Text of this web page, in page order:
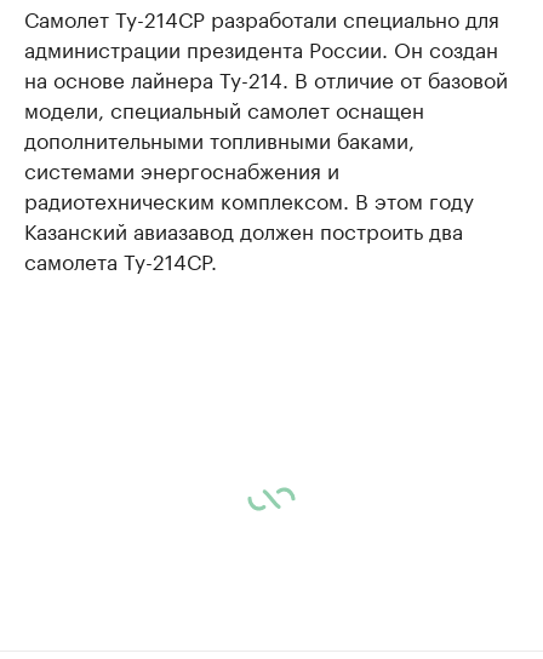
Самолет Ту-214СР разработали специально для
администрации президента России. Он создан
на основе лайнера Ту-214. В отличие от базовой
модели, специальный самолет оснащен
дополнительными топливными баками,
системами энергоснабжения и
радиотехническим комплексом. В этом году
Казанский авиазавод должен построить два
самолета Ту-214СР.